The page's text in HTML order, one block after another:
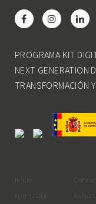
PROGRAMA KIT
NEXT GENERATION
TRANSFORMACIÓN
Inicio
Formación
Aviso